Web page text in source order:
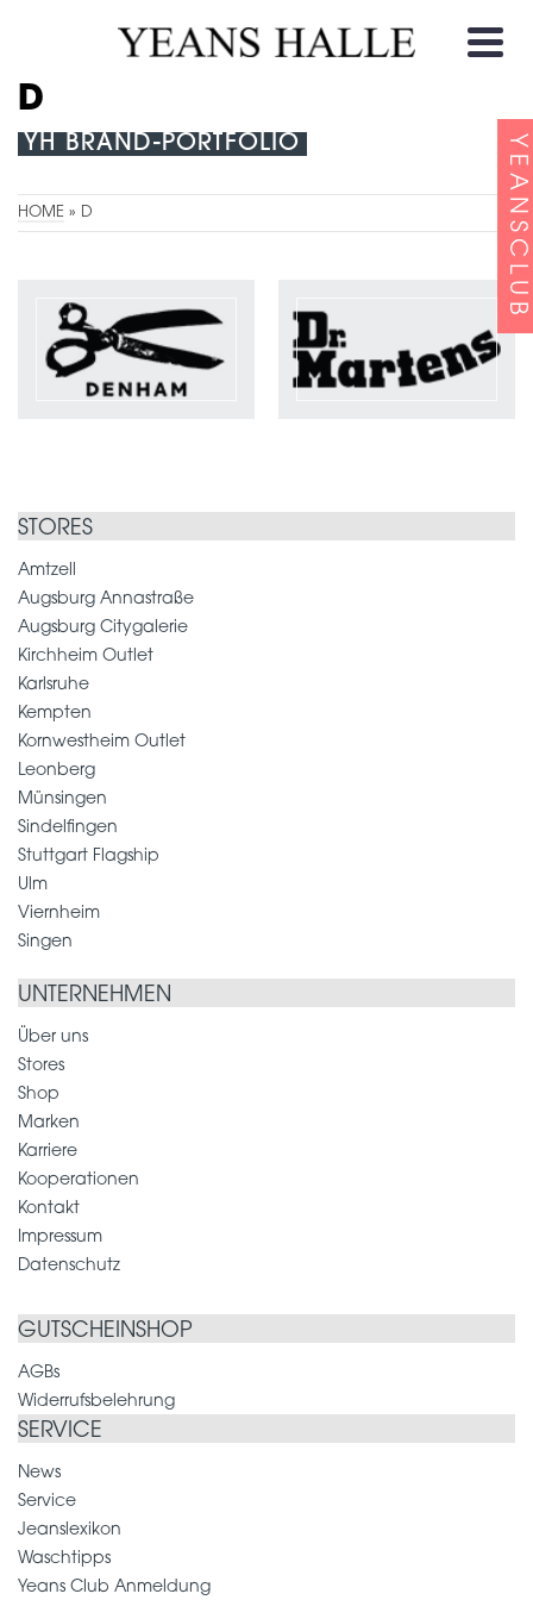
D
YH BRAND-PORTFOLIO
HOME » D
STORES
Amtzell
Augsburg Annastraße
Augsburg Citygalerie
Kirchheim Outlet
Karlsruhe
Kempten
Kornwestheim Outlet
Leonberg
Münsingen
Sindelfingen
Stuttgart Flagship
Ulm
Viernheim
Singen
UNTERNEHMEN
Über uns
Stores
Shop
Marken
Karriere
Kooperationen
Kontakt
Impressum
Datenschutz
GUTSCHEINSHOP
AGBs
Widerrufsbelehrung
SERVICE
News
Service
Jeanslexikon
Waschtipps
Yeans Club Anmeldung
YEANSCLUB